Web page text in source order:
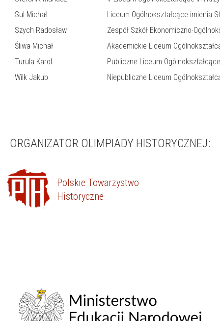
Sul Michał
Liceum Ogólnokształcące imienia
Szych Radosław
Zespół Szkół Ekonomiczno-
Śliwa Michał
Akademickie Liceum
Turula Karol
Publiczne Liceum
Wilk Jakub
Niepubliczne Liceum
ORGANIZATOR OLIMPIADY HISTORYCZNEJ:
Polskie Towarzystwo
Historyczne